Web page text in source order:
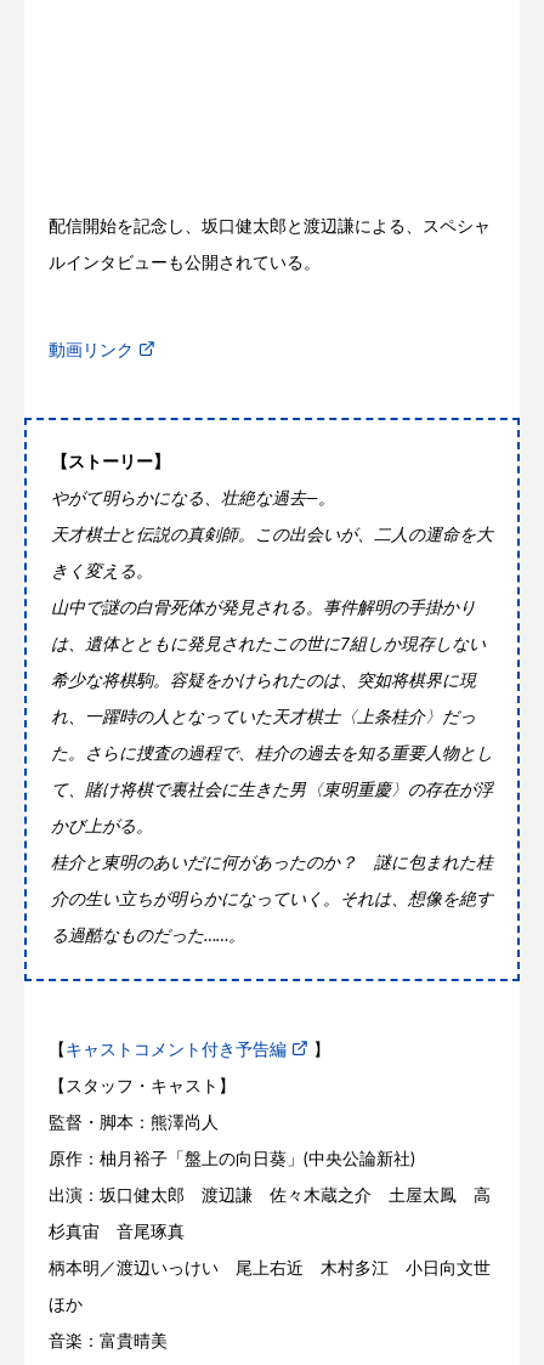
配信開始を記念し、坂口健太郎と渡辺謙による、スペシャ
ルインタビューも公開されている。
動画リンク
【ストーリー】
やがて明らかになる、壮絶な過去—。
天才棋士と伝説の真剣師。この出会いが、二人の運命を大
きく変える。
山中で謎の白骨死体が発見される。事件解明の手掛かり
は、遺体とともに発見されたこの世に7組しか現存しない
希少な将棋駒。容疑をかけられたのは、突如将棋界に現
れ、一躍時の人となっていた天才棋士〈上条桂介〉だっ
た。さらに捜査の過程で、桂介の過去を知る重要人物とし
て、賭け将棋で裏社会に生きた男〈東明重慶〉の存在が浮
かび上がる。
桂介と東明のあいだに何があったのか？ 謎に包まれた桂
介の生い立ちが明らかになっていく。それは、想像を絶す
る過酷なものだった……。
【 キャストコメント付き予告編 】
【スタッフ・キャスト】
監督・脚本：熊澤尚人
原作：柚月裕子「盤上の向日葵」(中央公論新社)
出演：坂口健太郎 渡辺謙 佐々木蔵之介 土屋太鳳 高
杉真宙 音尾琢真
柄本明／渡辺いっけい 尾上右近 木村多江 小日向文世
ほか
音楽：富貴晴美